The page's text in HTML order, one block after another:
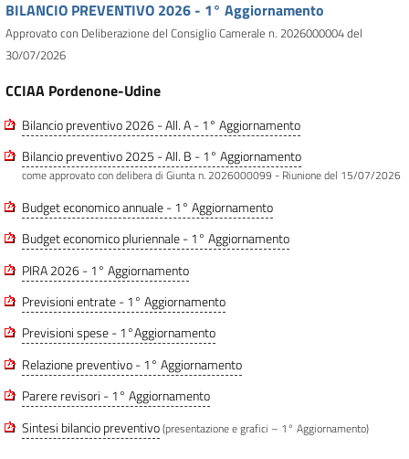
BILANCIO PREVENTIVO 2026 - 1° Aggiornamento
Approvato con Deliberazione del Consiglio Camerale n. 2026000004 del
30/07/2026
CCIAA Pordenone-Udine
Bilancio preventivo 2026 - All. A - 1° Aggiornamento
Bilancio preventivo 2025 - All. B - 1° Aggiornamento
come approvato con delibera di Giunta n. 2026000099 - Riunione del 15/07/2026
Budget economico annuale - 1° Aggiornamento
Budget economico pluriennale - 1° Aggiornamento
PIRA 2026 - 1° Aggiornamento
Previsioni entrate - 1° Aggiornamento
Previsioni spese - 1°Aggiornamento
Relazione preventivo - 1° Aggiornamento
Parere revisori - 1° Aggiornamento
Sintesi bilancio preventivo(presentazione e grafici – 1° Aggiornamento)